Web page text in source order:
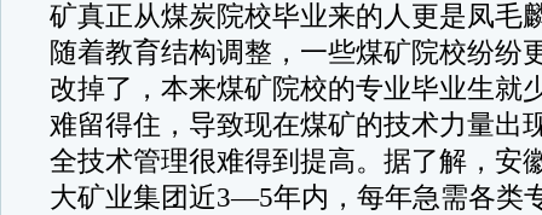
矿真正从煤炭院校毕业来的人更是凤毛
随着教育结构调整，一些煤矿院校纷纷
改掉了，本来煤矿院校的专业毕业生就
难留得住，导致现在煤矿的技术力量出
全技术管理很难得到提高。据了解，安
大矿业集团近3—5年内，每年急需各类